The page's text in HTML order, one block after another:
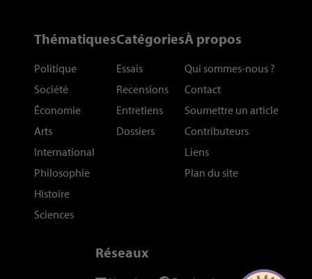
Thématiques
Politique
Société
Économie
Arts
International
Philosophie
Histoire
Sciences
Catégories
Essais
Recensions
Entretiens
Dossiers
À propos
Qui sommes-nous ?
Contact
Soumettre un article
Contributeurs
Liens
Plan du site
Réseaux